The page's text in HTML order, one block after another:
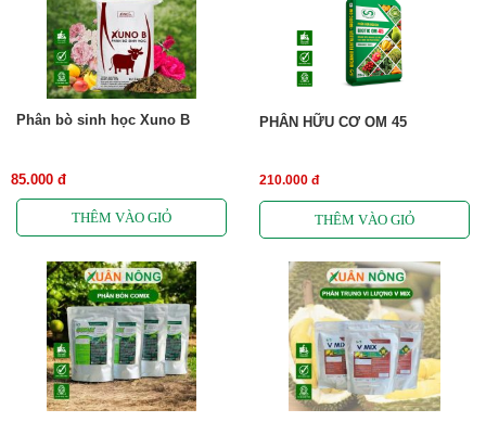
Phân bò sinh học Xuno B
85.000 đ
PHÂN HỮU CƠ OM 45
210.000 đ